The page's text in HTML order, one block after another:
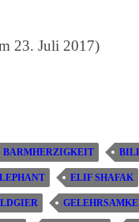
23. Juli 2017)
BARMHERZIGKEIT
ELIF SHAFAK